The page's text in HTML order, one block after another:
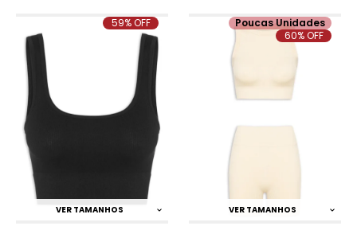
VER TAMANHOS
59% OFF
VER TAMANHOS
Poucas Unidades
60% OFF